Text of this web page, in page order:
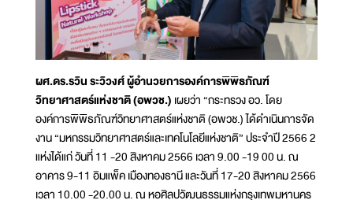
ผศ.ดร.รวิน ระวิวงศ์ ผู้อำนวยการองค์การพิพิธภัณฑ์
วิทยาศาสตร์แห่งชาติ (อพวช.) เผยว่า “กระทรวง อว. โดย
องค์การพิพิธภัณฑ์วิทยาศาสตร์แห่งชาติ (อพวช.) ได้ดำเนินการจัด
งาน “มหกรรมวิทยาศาสตร์และเทคโนโลยีแห่งชาติ” ประจำปี 2566 2
แห่งได้แก่ วันที่ 11 -20 สิงหาคม 2566 เวลา 9.00 -19 00 น. ณ
อาคาร 9-11 อิมแพ็ค เมืองทองธานี และวันที่ 17-20 สิงหาคม 2566
เวลา 10.00 -20.00 น. ณ หอศิลปวัฒนธรรมแห่งกรุงเทพมหานคร